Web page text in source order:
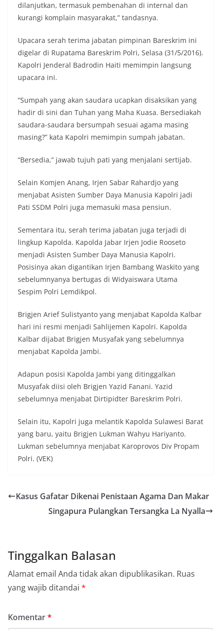
dilanjutkan, termasuk pembenahan di internal dan
kurangi komplain masyarakat,” tandasnya.
Upacara serah terima jabatan pimpinan Bareskrim ini
digelar di Rupatama Bareskrim Polri, Selasa (31/5/2016).
Kapolri Jenderal Badrodin Haiti memimpin langsung
upacara ini.
“Sumpah yang akan saudara ucapkan disaksikan yang
hadir di sini dan Tuhan yang Maha Kuasa. Bersediakah
saudara-saudara bersumpah sesuai agama masing
masing?” kata Kapolri memimpin sumpah jabatan.
“Bersedia,” jawab tujuh pati yang menjalani sertijab.
Selain Komjen Anang, Irjen Sabar Rahardjo yang
menjabat Asisten Sumber Daya Manusia Kapolri jadi
Pati SSDM Polri juga memasuki masa pensiun.
Sementara itu, serah terima jabatan juga terjadi di
lingkup Kapolda. Kapolda Jabar Irjen Jodie Rooseto
menjadi Asisten Sumber Daya Manusia Kapolri.
Posisinya akan digantikan Irjen Bambang Waskito yang
sebelumnyanya bertugas di Widyaiswara Utama
Sespim Polri Lemdikpol.
Brigjen Arief Sulistyanto yang menjabat Kapolda Kalbar
hari ini resmi menjadi Sahlijemen Kapolri. Kapolda
Kalbar dijabat Brigjen Musyafak yang sebelumnya
menjabat Kapolda Jambi.
Adapun posisi Kapolda Jambi yang ditinggalkan
Musyafak diisi oleh Brigjen Yazid Fanani. Yazid
sebelumnya menjabat Dirtipidter Bareskrim Polri.
Selain itu, Kapolri juga melantik Kapolda Sulawesi Barat
yang baru, yaitu Brigjen Lukman Wahyu Hariyanto.
Lukman sebelumnya menjabat Karoprovos Div Propam
Polri. (VEK)
Kasus Gafatar Dikenai Penistaan Agama Dan Makar
Singapura Pulangkan Tersangka La Nyalla
Tinggalkan Balasan
Alamat email Anda tidak akan dipublikasikan. Ruas
yang wajib ditandai *
Komentar*